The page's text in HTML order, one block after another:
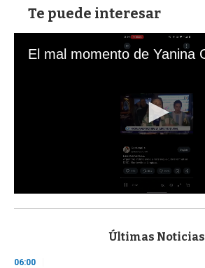
Te puede interesar
s
Últimas Noticias
06:00